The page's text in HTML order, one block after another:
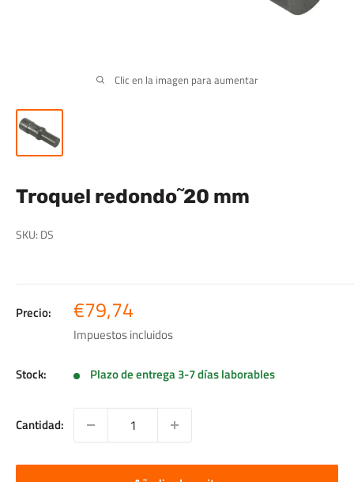
Clic en la imagen para aumentar
Troquel redondo˜20 mm
SKU: DS
Precio: Precio
de
venta
€79,74
Impuestos incluidos
Stock: Plazo de entrega 3-7 días laborables
Cantidad: